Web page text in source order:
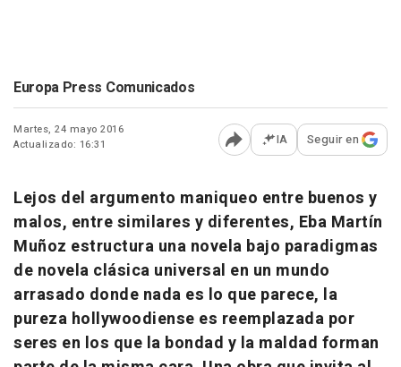
Europa Press Comunicados
Martes, 24 mayo 2016
Actualizado: 16:31
Abrir opciones para
IA Seguir en
Lejos del argumento maniqueo entre buenos y
malos, entre similares y diferentes, Eba Martín
Muñoz estructura una novela bajo paradigmas
de novela clásica universal en un mundo
arrasado donde nada es lo que parece, la
pureza hollywoodiense es reemplazada por
seres en los que la bondad y la maldad forman